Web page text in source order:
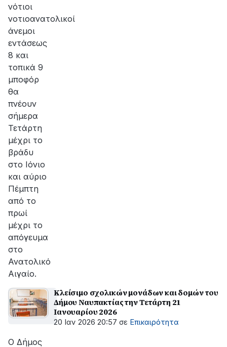
νότιοι
νοτιοανατολικοί
άνεμοι
εντάσεως
8 και
τοπικά 9
μποφόρ
θα
πνέουν
σήμερα
Τετάρτη
μέχρι το
βράδυ
στο Ιόνιο
και αύριο
Πέμπτη
από το
πρωί
μέχρι το
απόγευμα
στο
Ανατολικό
Αιγαίο.
Κλείσιμο σχολικών μονάδων και δομών του
Δήμου Ναυπακτίας την Τετάρτη 21
Ιανουαρίου 2026
20 Ιαν 2026 20:57 σε Επικαιρότητα
Ο Δήμος